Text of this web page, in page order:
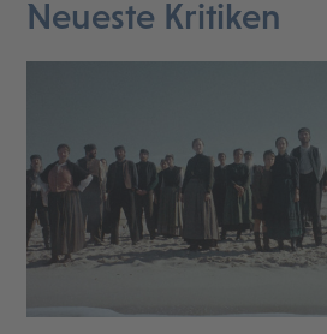
Neueste Kritiken